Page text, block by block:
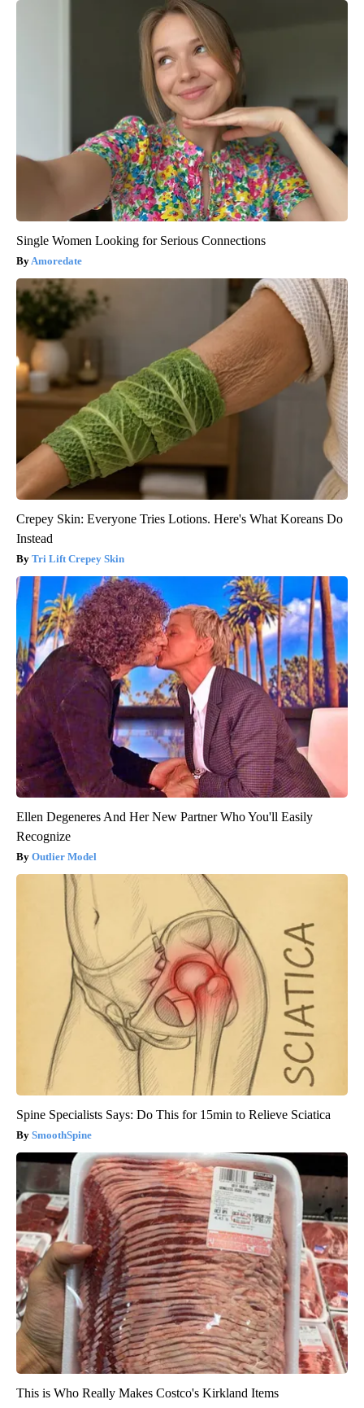
Single Women Looking for Serious Connections
Amoredate
Crepey Skin: Everyone Tries Lotions. Here's What Koreans Do
Instead
Tri Lift Crepey Skin
Ellen Degeneres And Her New Partner Who You'll Easily
Recognize
Outlier Model
Spine Specialists Says: Do This for 15min to Relieve Sciatica
SmoothSpine
This is Who Really Makes Costco's Kirkland Items